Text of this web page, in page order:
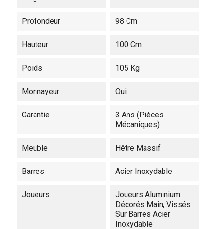
Profondeur 98 Cm
Hauteur 100 Cm
Poids 105 Kg
Monnayeur Oui
Garantie
3 Ans (pièces
Mécaniques)
Meuble Hêtre Massif
Barres Acier Inoxydable
Joueurs
Joueurs Aluminium
Décorés Main, Vissés
Sur Barres Acier
Inoxydable